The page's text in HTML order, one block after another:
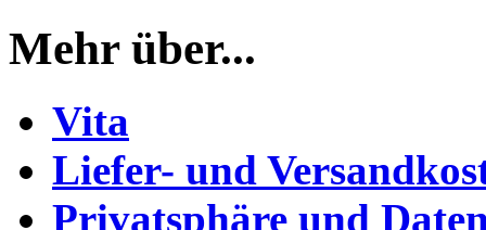
Mehr über...
Vita
Liefer- und
Privatsphäre und